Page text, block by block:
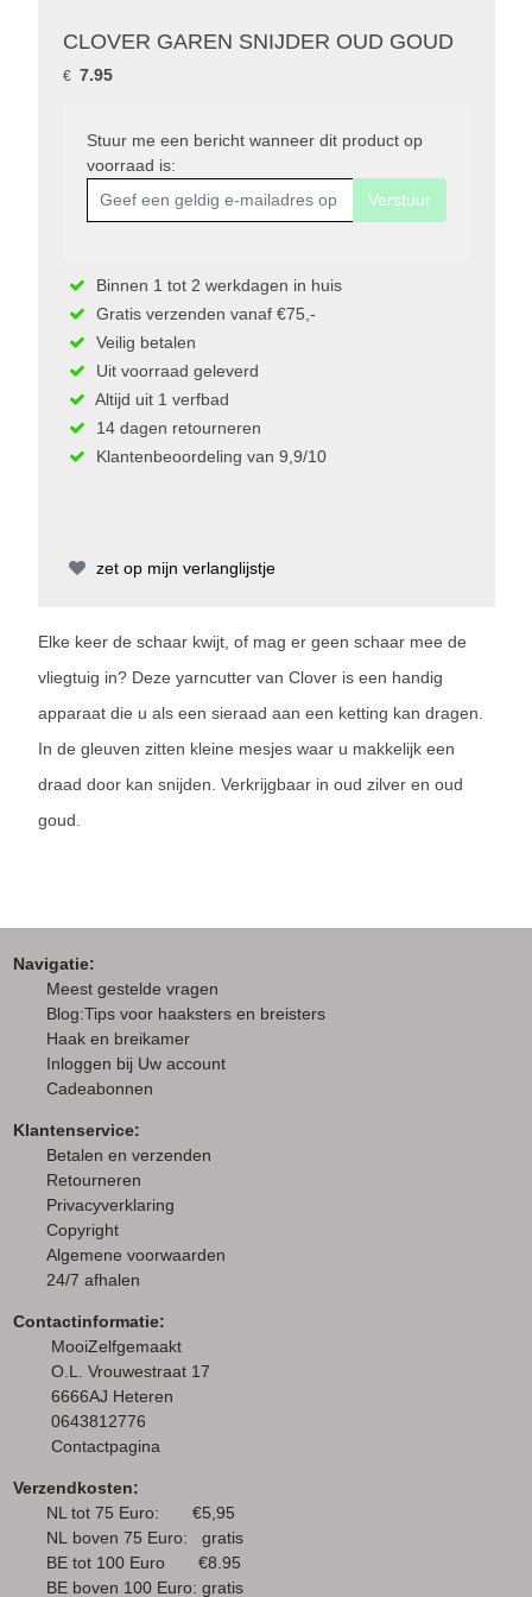
CLOVER GAREN SNIJDER OUD GOUD
€ 7.95
Stuur me een bericht wanneer dit product op
voorraad is:
Verstuur
Binnen 1 tot 2 werkdagen in huis
Gratis verzenden vanaf €75,-
Veilig betalen
Uit voorraad geleverd
Altijd uit 1 verfbad
14 dagen retourneren
Klantenbeoordeling van 9,9/10
zet op mijn verlanglijstje
Elke keer de schaar kwijt, of mag er geen schaar mee de
vliegtuig in? Deze yarncutter van Clover is een handig
apparaat die u als een sieraad aan een ketting kan dragen.
In de gleuven zitten kleine mesjes waar u makkelijk een
draad door kan snijden. Verkrijgbaar in oud zilver en oud
goud.
Navigatie:
Meest gestelde vragen
Blog:Tips voor haaksters en breisters
Haak en breikamer
Inloggen bij Uw account
Cadeabonnen
Klantenservice:
Betalen en verzenden
Retourneren
Privacyverklaring
Copyright
Algemene voorwaarden
24/7 afhalen
Contactinformatie:
MooiZelfgemaakt
O.L. Vrouwestraat 17
6666AJ Heteren
0643812776
Contactpagina
Verzendkosten:
NL tot 75 Euro: €5,95
NL boven 75 Euro: gratis
BE tot 100 Euro €8.95
BE boven 100 Euro: gratis